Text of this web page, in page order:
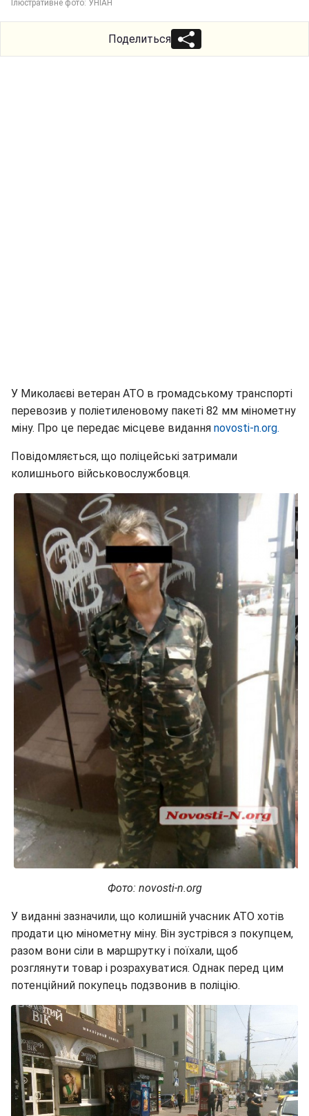
Ілюстративне фото: УНІАН
Поделиться
У Миколаєві ветеран АТО в громадському транспорті
перевозив у поліетиленовому пакеті 82 мм мінометну
міну. Про це передає місцеве видання novosti-n.org.
Повідомляється, що поліцейські затримали
колишнього військовослужбовця.
Фото: novosti-n.org
У виданні зазначили, що колишній учасник АТО хотів
продати цю мінометну міну. Він зустрівся з покупцем,
разом вони сіли в маршрутку і поїхали, щоб
розглянути товар і розрахуватися. Однак перед цим
потенційний покупець подзвонив в поліцію.